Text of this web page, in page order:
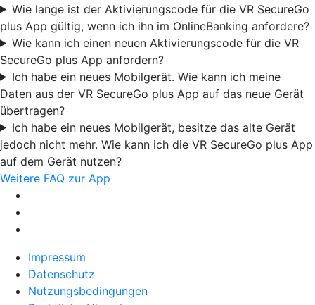
Wie lange ist der Aktivierungscode für die VR SecureGo
plus App gültig, wenn ich ihn im OnlineBanking anfordere?
Wie kann ich einen neuen Aktivierungscode für die VR
SecureGo plus App anfordern?
Ich habe ein neues Mobilgerät. Wie kann ich meine
Daten aus der VR SecureGo plus App auf das neue Gerät
übertragen?
Ich habe ein neues Mobilgerät, besitze das alte Gerät
jedoch nicht mehr. Wie kann ich die VR SecureGo plus App
auf dem Gerät nutzen?
Weitere FAQ zur App
Impressum
Datenschutz
Nutzungsbedingungen